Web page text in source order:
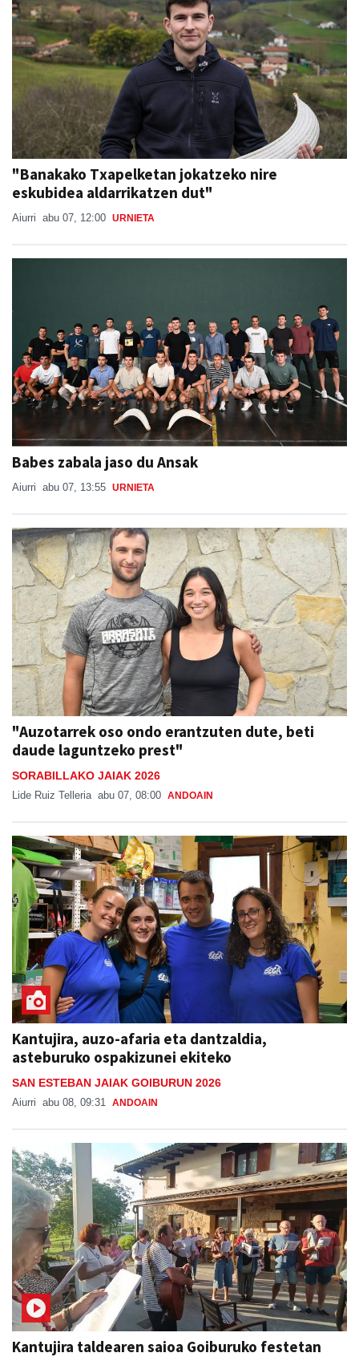
"Banakako Txapelketan jokatzeko nire
eskubidea aldarrikatzen dut"
Aiurri abu 07, 12:00 URNIETA
Babes zabala jaso du Ansak
Aiurri abu 07, 13:55 URNIETA
"Auzotarrek oso ondo erantzuten dute, beti
daude laguntzeko prest"
SORABILLAKO JAIAK 2026
Lide Ruiz Telleria abu 07, 08:00 ANDOAIN
Kantujira, auzo-afaria eta dantzaldia,
asteburuko ospakizunei ekiteko
SAN ESTEBAN JAIAK GOIBURUN 2026
Aiurri abu 08, 09:31 ANDOAIN
Kantujira taldearen saioa Goiburuko festetan